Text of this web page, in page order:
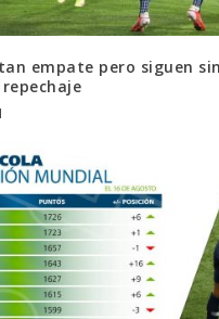
empate pero siguen sin